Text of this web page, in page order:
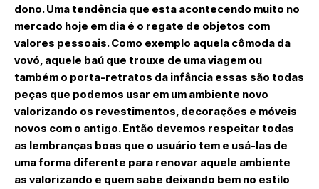
dono. Uma tendência que esta acontecendo muito no
mercado hoje em dia é o regate de objetos com
valores pessoais. Como exemplo aquela cômoda da
vovó, aquele baú que trouxe de uma viagem ou
também o porta-retratos da infância essas são todas
peças que podemos usar em um ambiente novo
valorizando os revestimentos, decorações e móveis
novos com o antigo. Então devemos respeitar todas
as lembranças boas que o usuário tem e usá-las de
uma forma diferente para renovar aquele ambiente
as valorizando e quem sabe deixando bem no estilo